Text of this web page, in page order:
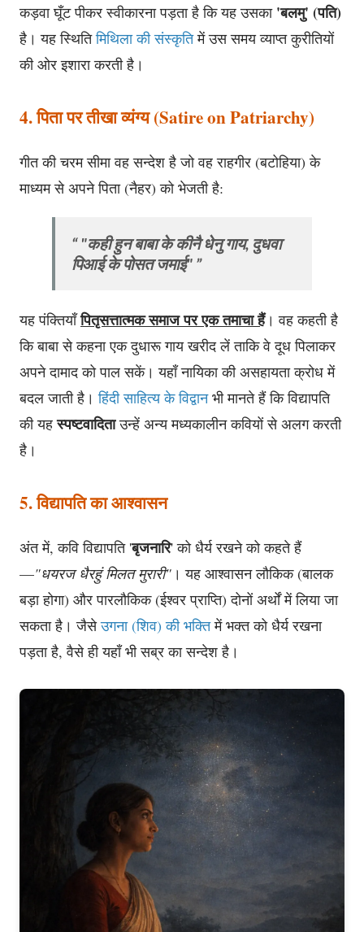
कड़वा घूँट पीकर स्वीकारना पड़ता है कि यह उसका 'बलमु' (पति)
है। यह स्थितिमिथिला की संस्कृतिमें उस समय व्याप्त कुरीतियों
की ओर इशारा करती है।
4. पिता पर तीखा व्यंग्य (Satire on Patriarchy)
गीत की चरम सीमा वह सन्देश है जो वह राहगीर (बटोहिया) के
माध्यम से अपने पिता (नैहर) को भेजती है:
"कही हुन बाबा के कीनै धेनु गाय, दुधवा
पिआई के पोसत जमाई"
यह पंक्तियाँपितृसत्तात्मक समाज पर एक तमाचा हैं। वह कहती है
कि बाबा से कहना एक दुधारू गाय खरीद लें ताकि वे दूध पिलाकर
अपने दामाद को पाल सकें। यहाँ नायिका की असहायता क्रोध में
बदल जाती है।हिंदी साहित्य के विद्वानभी मानते हैं कि विद्यापति
की यहस्पष्टवादिताउन्हें अन्य मध्यकालीन कवियों से अलग करती
है।
5. विद्यापति का आश्वासन
अंत में, कवि विद्यापति 'बृजनारि' को धैर्य रखने को कहते हैं
—"धयरज धैरहुं मिलत मुरारी" । यह आश्वासन लौकिक (बालक
बड़ा होगा) और पारलौकिक (ईश्वर प्राप्ति) दोनों अर्थों में लिया जा
सकता है। जैसेउगना (शिव) की भक्तिमें भक्त को धैर्य रखना
पड़ता है, वैसे ही यहाँ भी सब्र का सन्देश है।